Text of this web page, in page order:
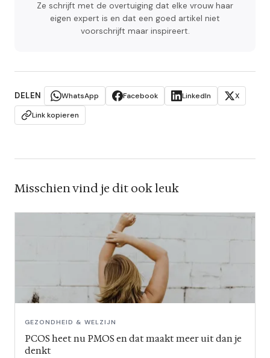
Ze schrijft met de overtuiging dat elke vrouw haar
eigen expert is en dat een goed artikel niet
voorschrijft maar inspireert.
DELEN WhatsApp Facebook LinkedIn
X
Link kopieren
Misschien vind je dit ook leuk
GEZONDHEID & WELZIJN
PCOS heet nu PMOS en dat maakt meer uit dan je
denkt